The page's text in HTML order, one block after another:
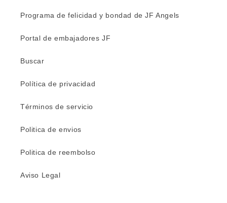
Programa de felicidad y bondad de JF Angels
Portal de embajadores JF
Buscar
Política de privacidad
Términos de servicio
Politica de envios
Politica de reembolso
Aviso Legal